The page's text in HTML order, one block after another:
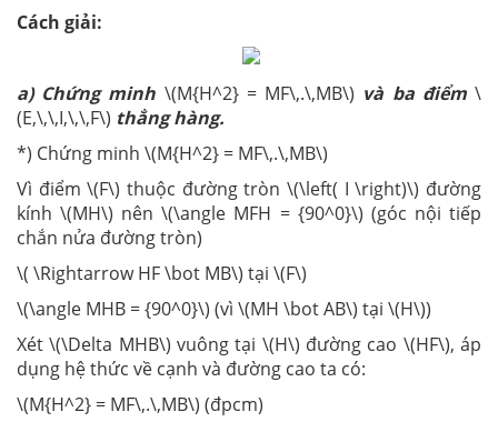
Cách giải:
a) Chứng minh \(M{H^2} = MF\,.\,MB\) và ba điểm\
(E,\,\,I,\,\,F\) thẳng hàng.
*) Chứng minh \(M{H^2} = MF\,.\,MB\)
Vì điểm \(F\) thuộc đường tròn \(\left( I \right)\) đường
kính \(MH\) nên \(\angle MFH = {90^0}\) (góc nội tiếp
chắn nửa đường tròn)
\( \Rightarrow HF \bot MB\) tại \(F\)
\(\angle MHB = {90^0}\) (vì \(MH \bot AB\) tại \(H\))
Xét \(\Delta MHB\) vuông tại \(H\) đường cao \(HF\), áp
dụng hệ thức về cạnh và đường cao ta có:
\(M{H^2} = MF\,.\,MB\) (đpcm)